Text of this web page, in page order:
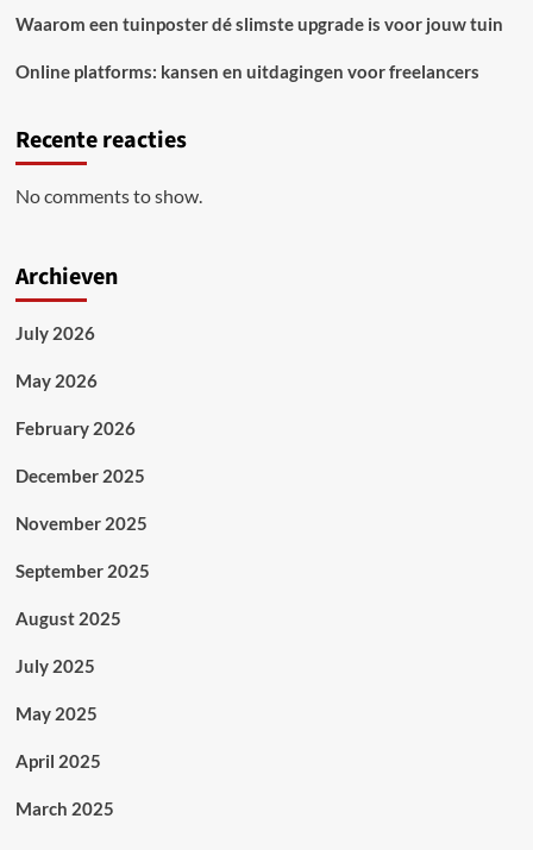
Waarom een tuinposter dé slimste upgrade is voor jouw tuin
Online platforms: kansen en uitdagingen voor freelancers
Recente reacties
No comments to show.
Archieven
July 2026
May 2026
February 2026
December 2025
November 2025
September 2025
August 2025
July 2025
May 2025
April 2025
March 2025